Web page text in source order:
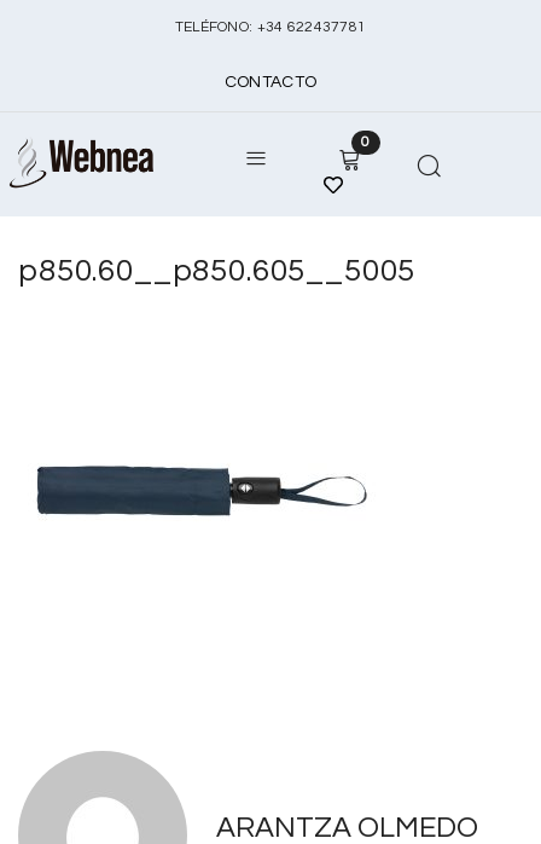
TELÉFONO: +34 622437781
CONTACTO
0
p850.60__p850.605__5005
ARANTZA OLMEDO